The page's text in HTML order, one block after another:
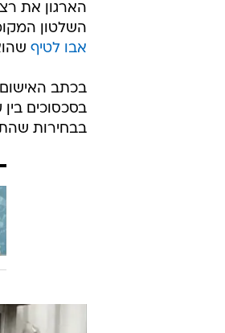
הארגון את
השלטון
אבו לטיף
בכתב האישום
בסכסוכים
בבחירות